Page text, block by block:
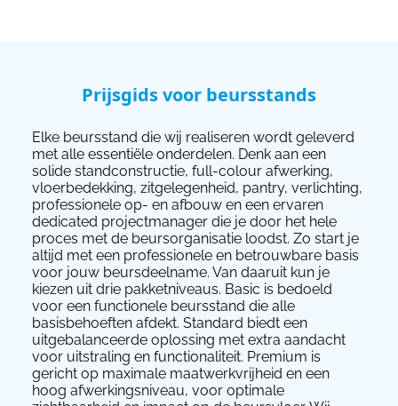
Prijsgids voor beursstands
Elke beursstand die wij realiseren wordt geleverd
met alle essentiële onderdelen. Denk aan een
solide standconstructie, full-colour afwerking,
vloerbedekking, zitgelegenheid, pantry, verlichting,
professionele op- en afbouw en een ervaren
dedicated projectmanager die je door het hele
proces met de beursorganisatie loodst. Zo start je
altijd met een professionele en betrouwbare basis
voor jouw beursdeelname. Van daaruit kun je
kiezen uit drie pakketniveaus. Basic is bedoeld
voor een functionele beursstand die alle
basisbehoeften afdekt. Standard biedt een
uitgebalanceerde oplossing met extra aandacht
voor uitstraling en functionaliteit. Premium is
gericht op maximale maatwerkvrijheid en een
hoog afwerkingsniveau, voor optimale